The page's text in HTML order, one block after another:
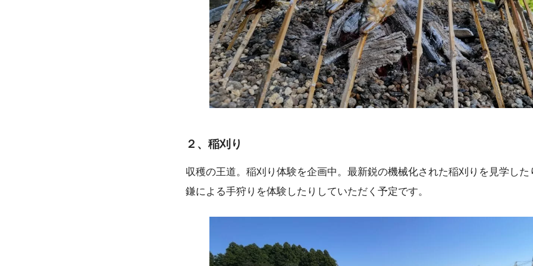
２、稲刈り
収穫の王道。稲刈り体験を企画中。最新鋭の機械化された稲刈りを見学した
鎌による手狩りを体験したりしていただく予定です。